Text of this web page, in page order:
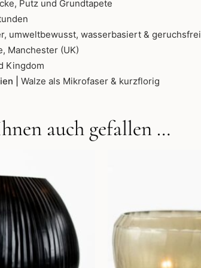
Putz und Grundtapete
umweltbewusst, wasserbasiert & geruchsfrei
Manchester (UK)
Kingdom
| Walze als Mikrofaser & kurzflorig
auch gefallen …